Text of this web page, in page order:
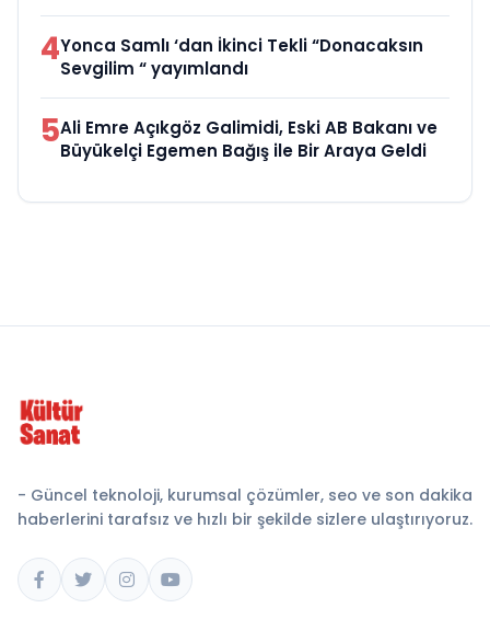
4Yonca Samlı ‘dan İkinci Tekli “Donacaksın
Sevgilim “ yayımlandı
5Ali Emre Açıkgöz Galimidi, Eski AB Bakanı ve
Büyükelçi Egemen Bağış ile Bir Araya Geldi
- Güncel teknoloji, kurumsal çözümler, seo ve son dakika
haberlerini tarafsız ve hızlı bir şekilde sizlere ulaştırıyoruz.